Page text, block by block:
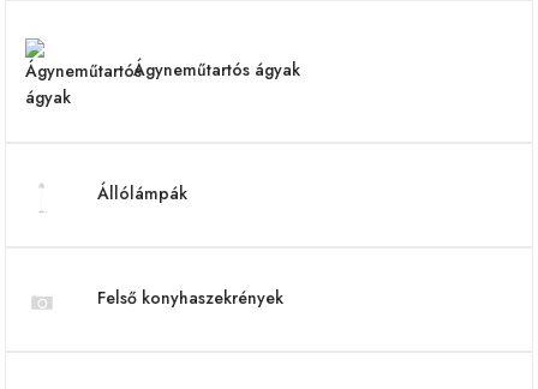
Ágyneműtartós ágyak
Állólámpák
Felső konyhaszekrények